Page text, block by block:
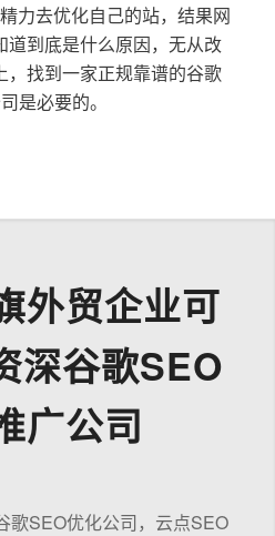
力去优化自己的站，结果网
道到底是什么原因，无从改
，找到一家正规靠谱的谷歌
是必要的。
外贸企业可
深谷歌SEO
广公司
歌SEO优化公司，云点SEO